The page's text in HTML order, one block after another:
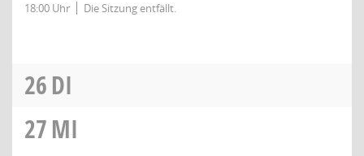
18:00 Uhr Die Sitzung entfällt.
26DI
27MI